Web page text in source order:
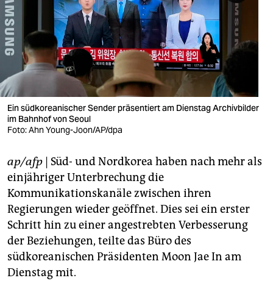
nord
wahrheit
verlag
verlag
veranstaltungen
fragen & hilfe
unterstützen
abo
genossenschaft
epaper login
Ein südkoreanischer Sender präsentiert am Dienstag Archivbilder
im Bahnhof von Seoul
Foto: Ahn Young-Joon/AP/dpa
ap/afp | Süd- und Nordkorea haben nach mehr als
einjähriger Unterbrechung die
Kommunikationskanäle zwischen ihren
Regierungen wieder geöffnet. Dies sei ein erster
Schritt hin zu einer angestrebten Verbesserung
der Beziehungen, teilte das Büro des
südkoreanischen Präsidenten Moon Jae In am
Dienstag mit.